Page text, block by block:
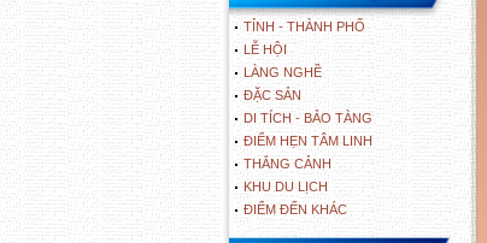
TỈNH - THÀNH PHỐ
LỄ HỘI
LÀNG NGHỀ
ĐẶC SẢN
DI TÍCH - BẢO TÀNG
ĐIỂM HẸN TÂM LINH
THẮNG CẢNH
KHU DU LỊCH
ĐIỂM ĐẾN KHÁC